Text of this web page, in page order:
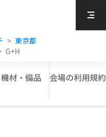
東京都
G+H
機材・備品 会場の利用規約